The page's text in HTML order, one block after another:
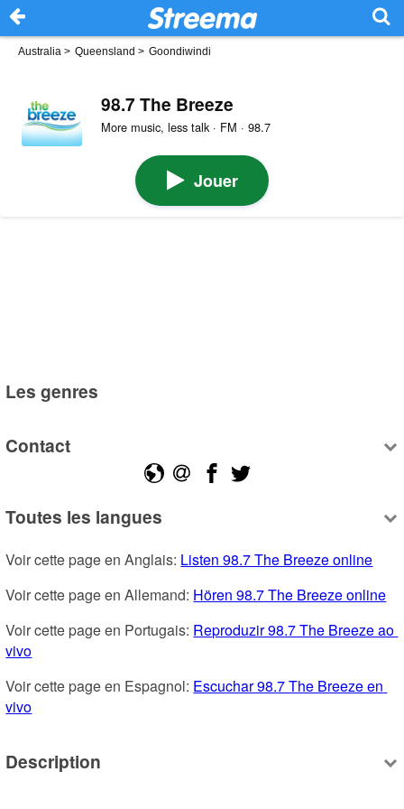
Australia > Queensland > Goondiwindi
98.7 The Breeze
More music, less talk · FM · 98.7
Jouer
Les genres
Contact
Toutes les langues
Voir cette page en Anglais: Listen 98.7 The Breeze online
Voir cette page en Allemand: Hören 98.7 The Breeze online
Voir cette page en Portugais: Reproduzir 98.7 The Breeze ao
vivo
Voir cette page en Espagnol: Escuchar 98.7 The Breeze en
vivo
Description